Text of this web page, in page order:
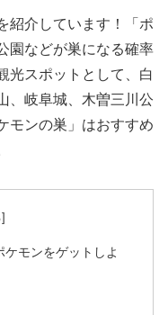
紹介しています！「ポ
園などが巣になる確率
光スポットとして、白
、岐阜城、木曽三川公
モンの巣」はおすすめ
モンをゲットしよ